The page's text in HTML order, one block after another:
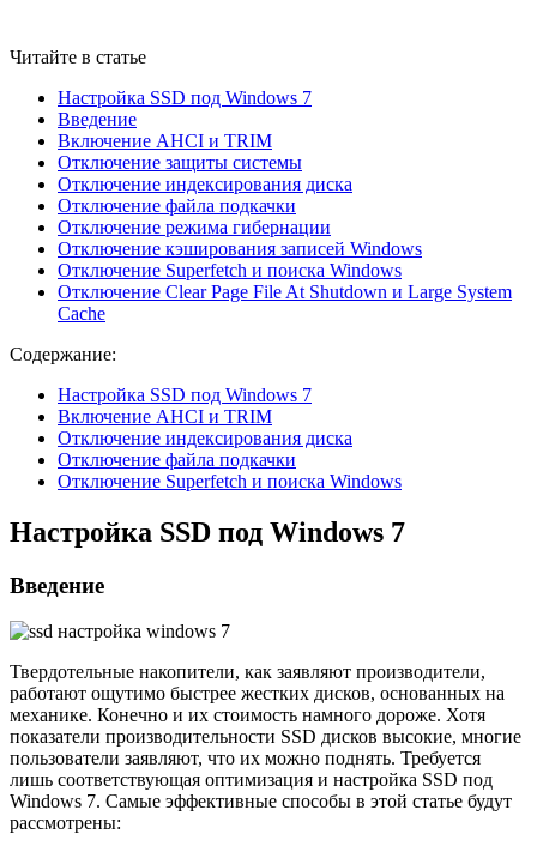
Читайте в статье
Настройка SSD под Windows 7
Введение
Включение AHCI и TRIM
Отключение защиты системы
Отключение индексирования диска
Отключение файла подкачки
Отключение режима гибернации
Отключение кэширования записей Windows
Отключение Superfetch и поиска Windows
Отключение Clear Page File At Shutdown и Large System
Cache
Содержание:
Настройка SSD под Windows 7
Включение AHCI и TRIM
Отключение индексирования диска
Отключение файла подкачки
Отключение Superfetch и поиска Windows
Настройка SSD под Windows 7
Введение
Твердотельные накопители, как заявляют производители,
работают ощутимо быстрее жестких дисков, основанных на
механике. Конечно и их стоимость намного дороже. Хотя
показатели производительности SSD дисков высокие, многие
пользователи заявляют, что их можно поднять. Требуется
лишь соответствующая оптимизация и настройка SSD под
Windows 7. Самые эффективные способы в этой статье будут
рассмотрены: